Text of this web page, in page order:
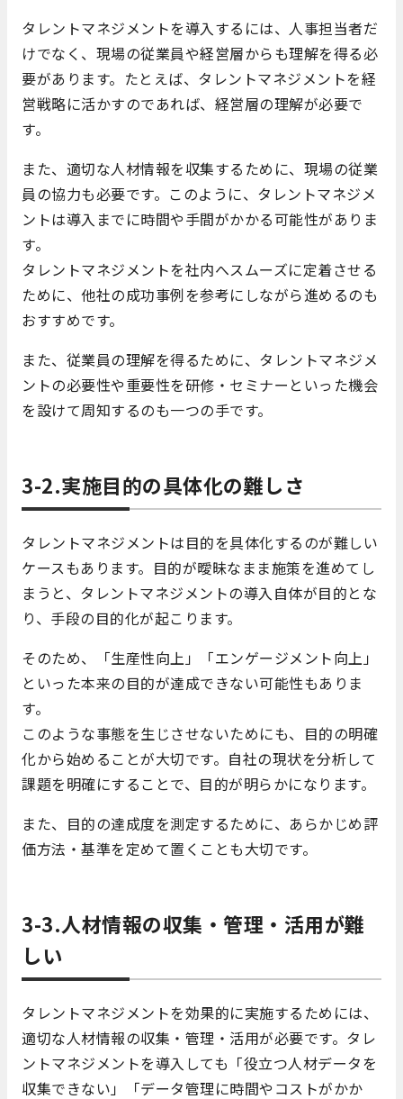
タレントマネジメントを導入するには、人事担当者だ
けでなく、現場の従業員や経営層からも理解を得る必
要があります。たとえば、タレントマネジメントを経
営戦略に活かすのであれば、経営層の理解が必要で
す。
また、適切な人材情報を収集するために、現場の従業
員の協力も必要です。このように、タレントマネジメ
ントは導入までに時間や手間がかかる可能性がありま
す。
タレントマネジメントを社内へスムーズに定着させる
ために、他社の成功事例を参考にしながら進めるのも
おすすめです。
また、従業員の理解を得るために、タレントマネジメ
ントの必要性や重要性を研修・セミナーといった機会
を設けて周知するのも一つの手です。
3-2.実施目的の具体化の難しさ
タレントマネジメントは目的を具体化するのが難しい
ケースもあります。目的が曖昧なまま施策を進めてし
まうと、タレントマネジメントの導入自体が目的とな
り、手段の目的化が起こります。
そのため、「生産性向上」「エンゲージメント向上」
といった本来の目的が達成できない可能性もありま
す。
このような事態を生じさせないためにも、目的の明確
化から始めることが大切です。自社の現状を分析して
課題を明確にすることで、目的が明らかになります。
また、目的の達成度を測定するために、あらかじめ評
価方法・基準を定めて置くことも大切です。
3-3.人材情報の収集・管理・活用が難
しい
タレントマネジメントを効果的に実施するためには、
適切な人材情報の収集・管理・活用が必要です。タレ
ントマネジメントを導入しても「役立つ人材データを
収集できない」「データ管理に時間やコストがかか